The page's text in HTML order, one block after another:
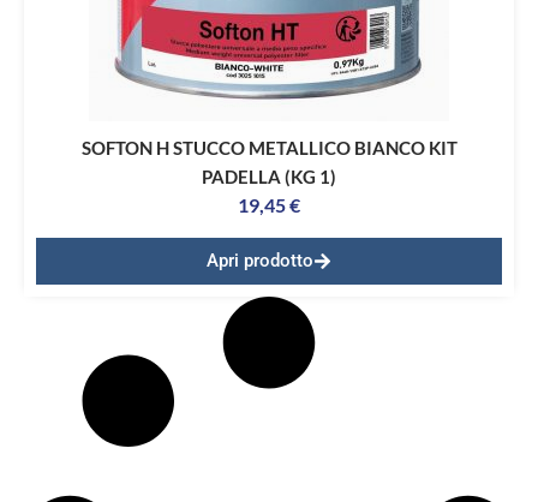
SOFTON H STUCCO METALLICO BIANCO KIT
PADELLA (KG 1)
19,45€
Apri prodotto